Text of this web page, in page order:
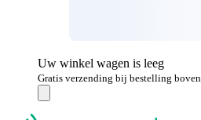
Uw winkel wagen is leeg
Gratis verzending bij bestelling boven